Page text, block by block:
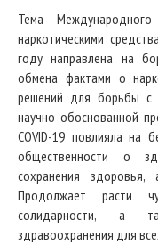
Тема
наркотическими
году направлена на
обмена фактами о
решений для борьбы с
научно обоснованной
COVID-19 повлияла на
общественности о
сохранения
Продолжает расти
солидарности, а
здравоохранения для